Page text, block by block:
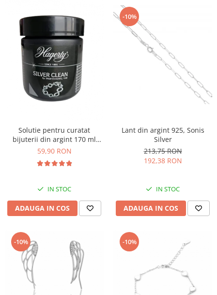
Solutie pentru curatat
bijuterii din argint 170 ml
Cod:1HAG1HAG
59,90 RON
IN STOC
ADAUGA IN COS
-10%
Lant din argint 925, Sonis
Silver
213,75 RON
192,38 RON
IN STOC
ADAUGA IN COS
-10% -10%